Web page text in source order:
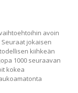
avoin
jokaisen
kiihkeän
1000 seuraavan
kokea